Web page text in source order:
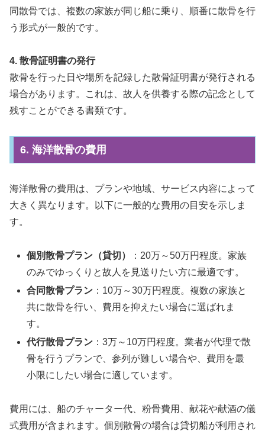
同散骨では、複数の家族が同じ船に乗り、順番に散骨を行
う形式が一般的です。
4. 散骨証明書の発行
散骨を行った日や場所を記録した散骨証明書が発行される
場合があります。これは、故人を供養する際の記念として
残すことができる書類です。
6. 海洋散骨の費用
海洋散骨の費用は、プランや地域、サービス内容によって
大きく異なります。以下に一般的な費用の目安を示しま
す。
個別散骨プラン（貸切）
：20万～50万円程度。家族
のみでゆっくりと故人を見送りたい方に最適です。
合同散骨プラン ：10万～30万円程度。複数の家族と
共に散骨を行い、費用を抑えたい場合に選ばれま
す。
代行散骨プラン ：3万～10万円程度。業者が代理で散
骨を行うプランで、参列が難しい場合や、費用を最
小限にしたい場合に適しています。
費用には、船のチャーター代、粉骨費用、献花や献酒の儀
式費用が含まれます。個別散骨の場合は貸切船が利用され